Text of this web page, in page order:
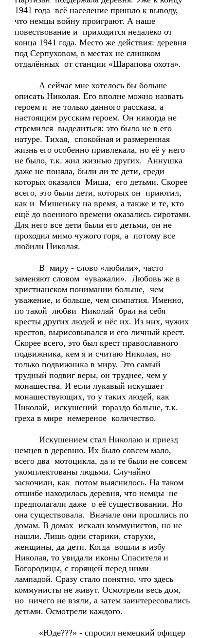
1941 года всё население пришло к выводу,
что немцы войну проиграют. А наше
повествование и приходится недалеко от
конца 1941 года. Место же действия: деревня
под Серпуховом, в местах не слишком
отдалённых от станции «Шарапова охота».
А сейчас мне хотелось бы больше
описать Николая. Его вполне можно назвать
героем и не только данного рассказа, а
настоящим русским героем. Он никогда не
стремился выделиться: это было не в его
натуре. Тихая, спокойная и размеренная
жизнь его особенно привлекала, но её у него
не было, т.к. жил жизнью других. Аннушка
даже не поняла, были ли те дети, среди
которых оказался Миша, его детьми. Скорее
всего, это были дети, которых он приютил,
как и Мишеньку на время, а также и те, кто
ещё до военного времени оказались сиротами.
Для него все дети были его детьми, он не
проходил мимо чужого горя, а потому все
любили Николая.
В миру - слово «любили», часто
заменяют словом «уважали». Любовь же в
христианском понимании больше, чем
уважение, и больше, чем симпатия. Именно,
по такой любви Николай брал на себя
кресты других людей и нёс их. Из них, чужих
крестов, вырисовывался и его личный крест.
Скорее всего, это был крест православного
подвижника, кем я и считаю Николая, но
только подвижника в миру. Это самый
трудный подвиг веры, он труднее, чем у
монашества. И если лукавый искушает
монашествующих, то у таких людей, как
Николай, искушений гораздо больше, т.к.
греха в мире немереное количество.
Искушением стал Николаю и приезд
немцев в деревню. Их было совсем мало,
всего два мотоцикла, да и те были не совсем
укомплектованы людьми. Случайно
заскочили, как потом выяснилось. На таком
отшибе находилась деревня, что немцы не
предполагали даже о её существовании. Но
она существовала. Вначале они прошлись по
домам. В домах искали коммунистов, но не
нашли. Лишь одни старики, старухи,
женщины, да дети. Когда вошли в избу
Николая, то увидали иконы Спасителя и
Богородицы, с горящей перед ними
лампадой. Сразу стало понятно, что здесь
коммунисты не живут. Осмотрели весь дом,
но ничего не взяли, а затем заинтересовались
детьми. Осмотрели каждого.
«Юде???» - спросил немецкий офицер